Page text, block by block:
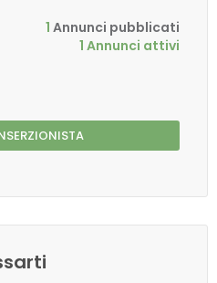
1 Annunci pubblicati
1 Annunci attivi